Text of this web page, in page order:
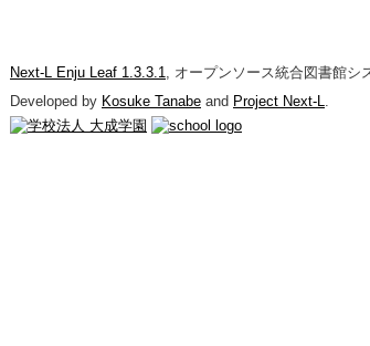
Next-L Enju Leaf 1.3.3.1, オープンソース統合図書館シ
Developed by Kosuke Tanabe and Project Next-L.